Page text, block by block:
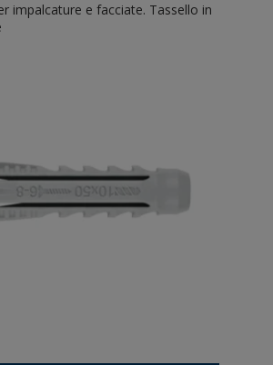
impalcature e facciate. Tassello in